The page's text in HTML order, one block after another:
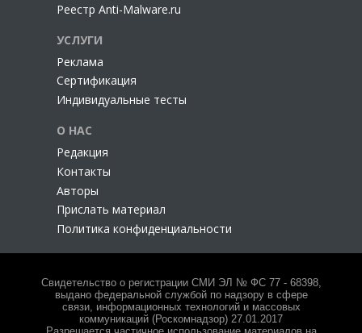
Реестр Anti-Malware.ru
УСЛУГИ
Реклама
Сертификация
Индивидуальные тесты
О НАС
Редакция
Контакты
Авторы
Прислать материал
Политика конфиденциальности
Свидетельство о регистрации СМИ ЭЛ № ФС 77 - 68398,
выдано федеральной службой по надзору в сфере
связи, информационных технологий и массовых
коммуникаций (Роскомнадзор) 27.01.2017